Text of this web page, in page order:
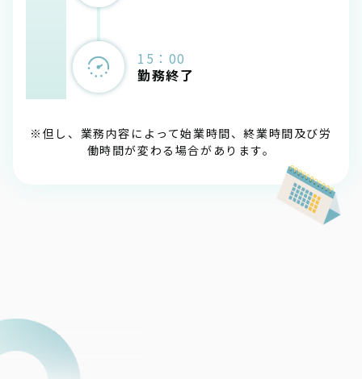
15：00
勤務終了
※但し、業務内容によって始業時間、終業時間及び労
働時間が変わる場合があります。